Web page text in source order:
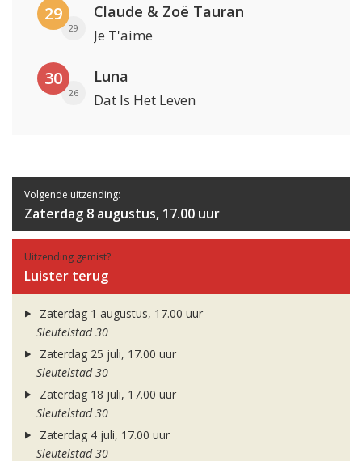
29
29
Claude & Zoë Tauran
Je T'aime
30
26
Luna
Dat Is Het Leven
Volgende uitzending:
Zaterdag 8 augustus, 17.00 uur
Uitzending gemist?
Luister terug
Zaterdag 1 augustus, 17.00 uur
Sleutelstad 30
Zaterdag 25 juli, 17.00 uur
Sleutelstad 30
Zaterdag 18 juli, 17.00 uur
Sleutelstad 30
Zaterdag 4 juli, 17.00 uur
Sleutelstad 30